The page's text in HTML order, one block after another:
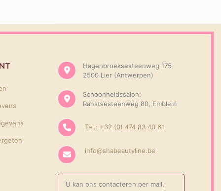
Hagenbroeksesteenweg 175
2500 Lier (Antwerpen)
Schoonheidssalon:
Ranstsesteenweg 80, Emblem
Tel.: +32 (0) 474 83 40 61
info@shabeautyline.be
U kan ons contacteren per mail,